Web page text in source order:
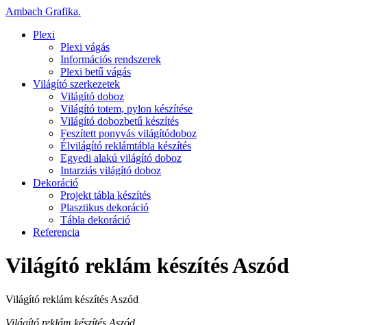
Ambach Grafika.
Plexi
Plexi vágás
Információs rendszerek
Plexi betű vágás
Világító szerkezetek
Világító doboz
Világító totem, pylon készítése
Világító dobozbetű készítés
Feszített ponyvás világítódoboz
Élvilágító reklámtábla készítés
Egyedi alakú világító doboz
Intarziás világító doboz
Dekoráció
Projekt tábla készítés
Plasztikus dekoráció
Tábla dekoráció
Referencia
Világító reklám készítés Aszód
Világító reklám készítés Aszód
Világító reklám készítés Aszód